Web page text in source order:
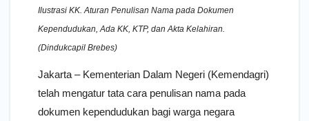
Ilustrasi KK. Aturan Penulisan Nama pada Dokumen
Kependudukan, Ada KK, KTP, dan Akta Kelahiran.
(Dindukcapil Brebes)
Jakarta – Kementerian Dalam Negeri (Kemendagri)
telah mengatur tata cara penulisan nama pada
dokumen kependudukan bagi warga negara